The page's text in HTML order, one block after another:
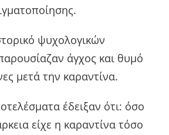
ψυχολογικών
άγχος και θυμό
μετά την καραντίνα.
έδειξαν ότι: όσο
είχε η καραντίνα τόσο